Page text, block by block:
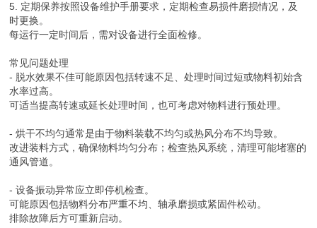
5. 定期保养按照设备维护手册要求，定期检查易损件磨损情况，及
时更换。
每运行一定时间后，需对设备进行全面检修。
常见问题处理
- 脱水效果不佳可能原因包括转速不足、处理时间过短或物料初始含
水率过高。
可适当提高转速或延长处理时间，也可考虑对物料进行预处理。
- 烘干不均匀通常是由于物料装载不均匀或热风分布不均导致。
改进装料方式，确保物料均匀分布；检查热风系统，清理可能堵塞的
通风管道。
- 设备振动异常应立即停机检查。
可能原因包括物料分布严重不均、轴承磨损或紧固件松动。
排除故障后方可重新启动。